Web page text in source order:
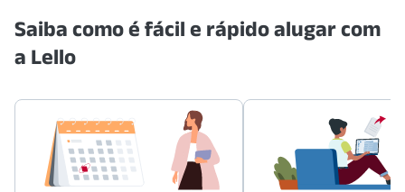
Saiba como é fácil e rápido alugar com
a Lello